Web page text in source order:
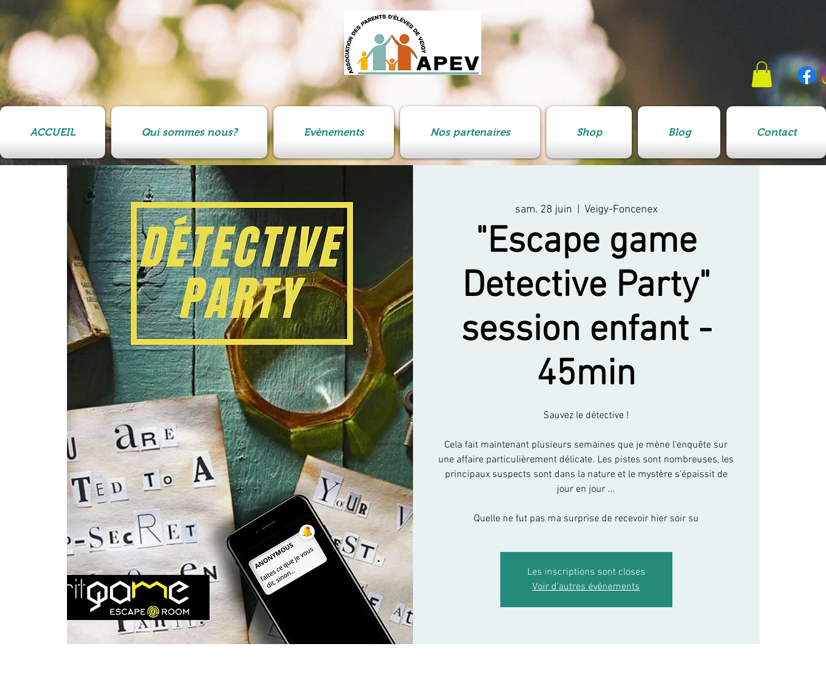
ACCUEIL Qui sommes nous? Evènements Nos partenaires Shop Blog Contact
sam. 28 juin Veigy-Foncenex
"Escape game
Detective Party"
session enfant -
45min
Sauvez le détective !
Cela fait maintenant plusieurs semaines que je mène l'enquête sur
une affaire particulièrement délicate. Les pistes sont nombreuses, les
principaux suspects sont dans la nature et le mystère s'épaissit de
jour en jour ...
Quelle ne fut pas ma surprise de recevoir hier soir su
Les inscriptions sont closes
Voir d'autres événements